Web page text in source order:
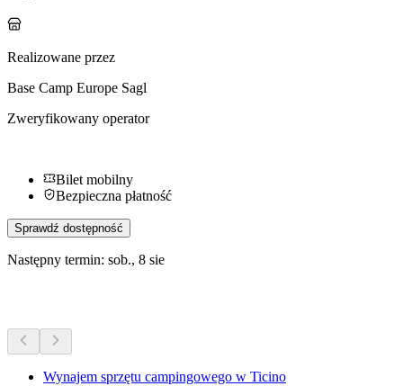
Realizowane przez
Base Camp Europe Sagl
Zweryfikowany operator
Bilet mobilny
Bezpieczna płatność
Sprawdź dostępność
Następny termin: sob., 8 sie
Wynajem sprzętu campingowego w Ticino